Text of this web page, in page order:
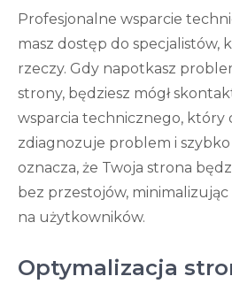
Profesjonalne wsparcie
masz dostęp do specjalistów,
rzeczy. Gdy napotkasz
strony, będziesz mógł
wsparcia technicznego, który
zdiagnozuje problem i szybko
oznacza, że ​​Twoja strona
bez przestojów,
na użytkowników.
Optymalizacja